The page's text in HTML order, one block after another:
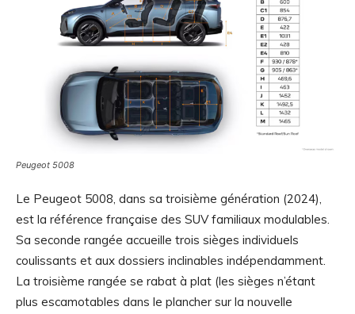
Peugeot 5008
Le Peugeot 5008, dans sa troisième génération (2024),
est la référence française des SUV familiaux modulables.
Sa seconde rangée accueille trois sièges individuels
coulissants et aux dossiers inclinables indépendamment.
La troisième rangée se rabat à plat (les sièges n’étant
plus escamotables dans le plancher sur la nouvelle